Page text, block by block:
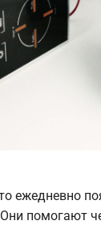
ежедневно
помогают